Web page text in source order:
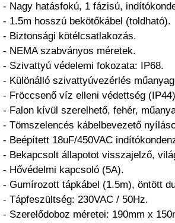
- Nagy hatásfokú, 1 fázisú,
- 1.5m hosszú bekötőkábel (toldható).
- Biztonsági kötélcsatlakozás.
- NEMA szabványos méretek.
- Szivattyú védelemi fokozata: IP68.
- Különálló szivattyúvezérlés
- Fröccsenő víz elleni védettség
- Falon kívül szerelhető, fehér,
- Tömszelencés kábelbevezető
- Beépített 18uF/450VAC
- Bekapcsolt állapotot visszajelző,
- Hővédelmi kapcsoló (5A).
- Gumírozott tápkábel (1.5m), öntött
- Tápfeszültség: 230VAC / 50Hz.
- Szerelődoboz méretei: 190mm x